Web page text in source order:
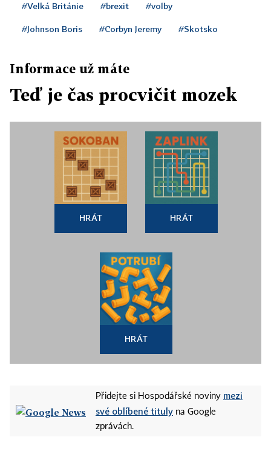
#Velká Británie #brexit #volby
#Johnson Boris #Corbyn Jeremy #Skotsko
Informace už máte
Teď je čas procvičit mozek
HRÁT HRÁT
HRÁT
Přidejte si Hospodářské noviny mezi
své oblíbené tituly na Google
zprávách.